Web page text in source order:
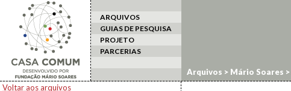
ARQUIVOS
GUIAS DE PESQUISA
PROJETO
PARCERIAS
Voltar aos arquivos
Arquivos > Mário Soares >